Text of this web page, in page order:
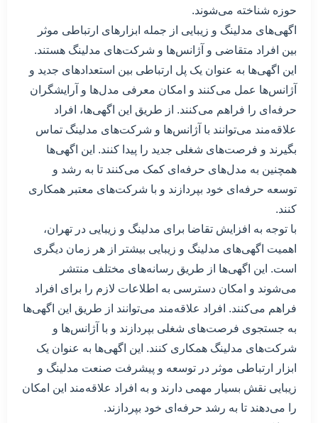
حوزه شناخته می‌شوند.
اگهی‌های مدلینگ و زیبایی از جمله ابزارهای ارتباطی موثر
بین افراد متقاضی و آژانس‌ها و شرکت‌های مدلینگ هستند.
این اگهی‌ها به عنوان یک پل ارتباطی بین استعدادهای جدید و
آژانس‌ها عمل می‌کنند و امکان معرفی مدل‌ها و آرایشگران
حرفه‌ای را فراهم می‌کنند. از طریق این اگهی‌ها، افراد
علاقه‌مند می‌توانند با آژانس‌ها و شرکت‌های مدلینگ تماس
بگیرند و فرصت‌های شغلی جدید را پیدا کنند. این اگهی‌ها
همچنین به مدل‌های حرفه‌ای کمک می‌کنند تا به رشد و
توسعه حرفه‌ای خود بپردازند و با شرکت‌های معتبر همکاری
کنند.
با توجه به افزایش تقاضا برای مدلینگ و زیبایی در تهران،
اهمیت اگهی‌های مدلینگ و زیبایی بیشتر از هر زمان دیگری
است. این اگهی‌ها از طریق رسانه‌های مختلف منتشر
می‌شوند و امکان دسترسی به اطلاعات لازم را برای افراد
فراهم می‌کنند. افراد علاقه‌مند می‌توانند از طریق این اگهی‌ها
به جستجوی فرصت‌های شغلی بپردازند و با آژانس‌ها و
شرکت‌های مدلینگ همکاری کنند. این اگهی‌ها به عنوان یک
ابزار ارتباطی موثر در توسعه و پیشرفت صنعت مدلینگ و
زیبایی نقش بسیار مهمی دارند و به افراد علاقه‌مند این امکان
را می‌دهند تا به رشد حرفه‌ای خود بپردازند.